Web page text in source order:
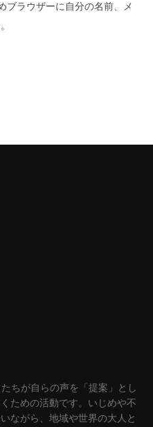
ブラウザーに自分の名前、メ
ちが自らの声を「提案」とし
ための活動です。いじめや不
ながら、地域や世界の大人と